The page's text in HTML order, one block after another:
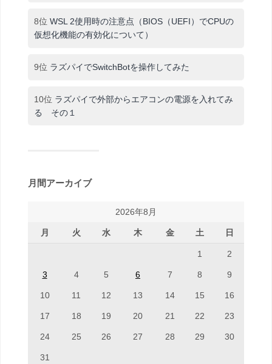
8位 WSL 2使用時の注意点（BIOS（UEFI）でCPUの
仮想化機能の有効化について）
9位 ラズパイでSwitchBotを操作してみた
10位 ラズパイで外部からエアコンの電源を入れてみ
る その１
月間アーカイブ
2026年8月
月 火 水 木 金 土 日
1 2
3 4 5 6 7 8 9
10 11 12 13 14 15 16
17 18 19 20 21 22 23
24 25 26 27 28 29 30
31